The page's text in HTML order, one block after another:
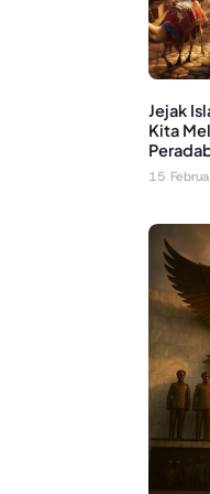
Jejak
Kita
15